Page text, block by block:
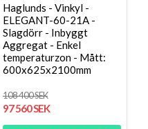
Haglunds - Vinkyl -
ELEGANT-60-21A -
Slagdörr - Inbyggt
Aggregat - Enkel
temperaturzon - Mått:
600x625x2100mm
108 400 SEK
97 560 SEK